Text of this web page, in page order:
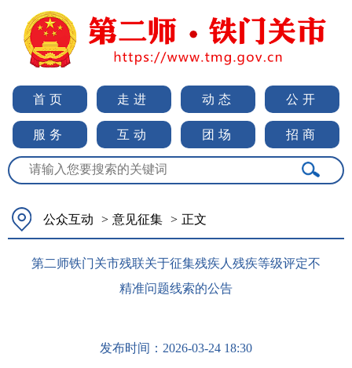
首页 走进 动态 公开
服务 互动 团场 招商
公众互动 > 意见征集 > 正文
第二师铁门关市残联关于征集残疾人残疾等级评定不
精准问题线索的公告
发布时间： 2026-03-24 18:30